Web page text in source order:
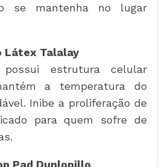
se mantenha no lugar
Látex Talalay
estrutura celular
a temperatura do
Inibe a proliferação de
para quem sofre de
Pad Dunlopillo